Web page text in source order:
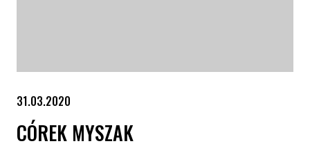
31.03.2020
CÓREK MYSZAK